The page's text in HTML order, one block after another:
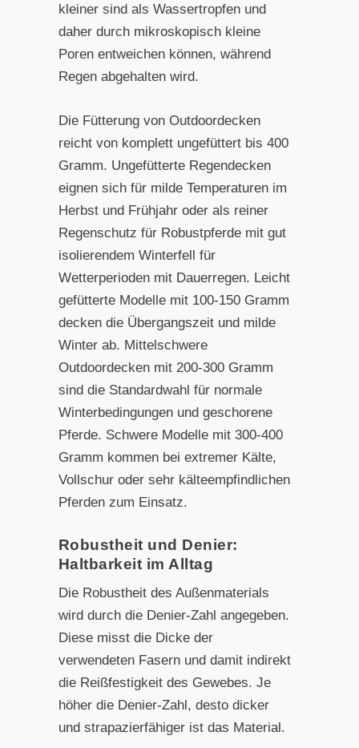
kleiner sind als Wassertropfen und
daher durch mikroskopisch kleine
Poren entweichen können, während
Regen abgehalten wird.
Die Fütterung von Outdoordecken
reicht von komplett ungefüttert bis 400
Gramm. Ungefütterte Regendecken
eignen sich für milde Temperaturen im
Herbst und Frühjahr oder als reiner
Regenschutz für Robustpferde mit gut
isolierendem Winterfell für
Wetterperioden mit Dauerregen. Leicht
gefütterte Modelle mit 100-150 Gramm
decken die Übergangszeit und milde
Winter ab. Mittelschwere
Outdoordecken mit 200-300 Gramm
sind die Standardwahl für normale
Winterbedingungen und geschorene
Pferde. Schwere Modelle mit 300-400
Gramm kommen bei extremer Kälte,
Vollschur oder sehr kälteempfindlichen
Pferden zum Einsatz.
Robustheit und Denier:
Haltbarkeit im Alltag
Die Robustheit des Außenmaterials
wird durch die Denier-Zahl angegeben.
Diese misst die Dicke der
verwendeten Fasern und damit indirekt
die Reißfestigkeit des Gewebes. Je
höher die Denier-Zahl, desto dicker
und strapazierfähiger ist das Material.